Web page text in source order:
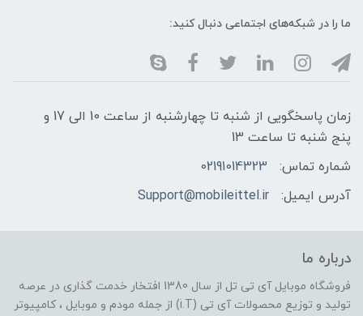
ما را در شبکه‌های اجتماعی دنبال کنید:
زمان پاسخگویی از شنبه تا چهارشنبه از ساعت 10 الی 17 و
پنج شنبه تا ساعت 13
شماره تماس:
02191014323
آدرس ایمیل:
Support@mobileittel.ir
درباره ما
فروشگاه موبایل آی تی تل از سال 1380 افتخار خدمت گذاری در عرصه
تولید و توزیع محصولات آی تی (i.T) از جمله مودم و موبایل ، کامپیوتر